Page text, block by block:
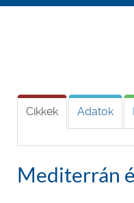
Cikkek Adatok
Mediterrán